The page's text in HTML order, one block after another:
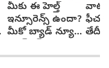
మీకు ఈ హెల్త్
ఇన్సూరెన్స్ ఉందా?
మీకో బ్యాడ్ న్యూస్‌,
చికిత్స‌ల‌కు
తేదీని